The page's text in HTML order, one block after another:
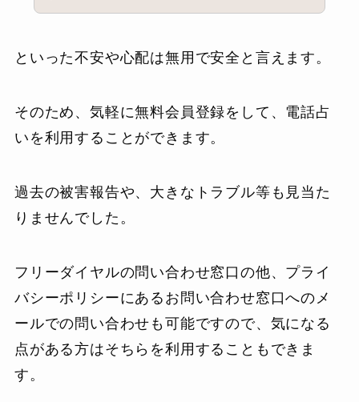
といった不安や心配は無用で安全と言えます。
そのため、気軽に無料会員登録をして、電話占
いを利用することができます。
過去の被害報告や、大きなトラブル等も見当た
りませんでした。
フリーダイヤルの問い合わせ窓口の他、プライ
バシーポリシーにあるお問い合わせ窓口へのメ
ールでの問い合わせも可能ですので、気になる
点がある方はそちらを利用することもできま
す。